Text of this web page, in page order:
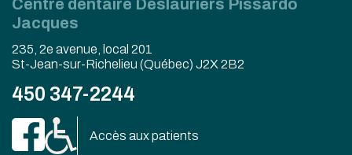
Centre dentaire Deslauriers Pissardo
Jacques
235, 2e avenue, local 201
St-Jean-sur-Richelieu (Québec) J2X 2B2
450 347-2244
Accès aux patients